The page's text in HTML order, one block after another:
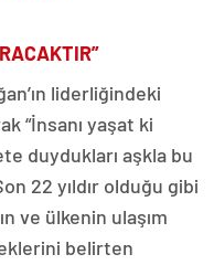
liderliğindeki
“İnsanı yaşat ki
duydukları aşkla bu
22 yıldır olduğu gibi
ve ülkenin ulaşım
belirten